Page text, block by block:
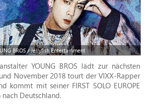
BROS / Jellyfish Entertainment
YOUNG BROS lädt zur nächsten
November 2018 tourt der VIXX-Rapper
kommt mit seiner FIRST SOLO EUROPE
nach Deutschland.